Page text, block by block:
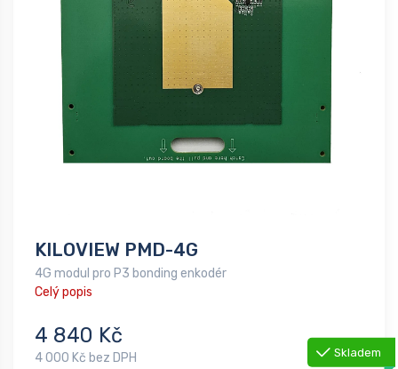
KILOVIEW PMD-4G
4G modul pro P3 bonding enkodér
Celý popis
4 840 Kč
4 000 Kč bez DPH Skladem